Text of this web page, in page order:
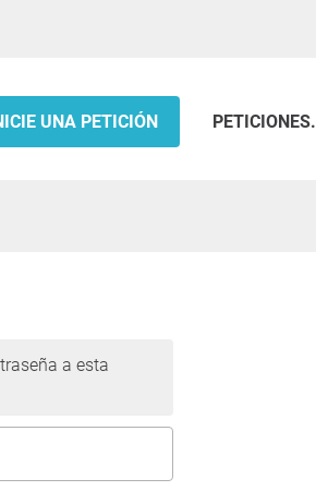
UNA PETICIÓN PETICIONES.
a esta